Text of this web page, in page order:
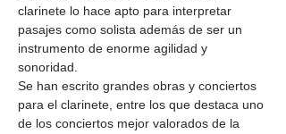
clarinete lo hace apto para interpretar
pasajes como solista además de ser un
instrumento de enorme agilidad y
sonoridad.
Se han escrito grandes obras y conciertos
para el clarinete, entre los que destaca uno
de los conciertos mejor valorados de la